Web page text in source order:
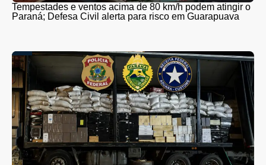
Tempestades e ventos acima de 80 km/h podem atingir o
Paraná; Defesa Civil alerta para risco em Guarapuava